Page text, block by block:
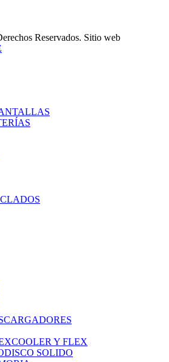
Reservados. Sitio web
CARGADORES
COOLER Y FLEX
DISCO SOLIDO